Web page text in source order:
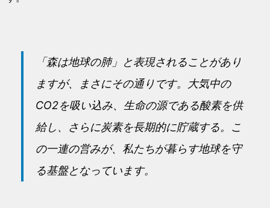
「森は地球の肺」と表現されることがあり
ますが、まさにその通りです。大気中の
CO2を吸い込み、生命の源である酸素を供
給し、さらに炭素を長期的に貯蔵する。こ
の一連の営みが、私たちが暮らす地球を守
る基盤となっています。